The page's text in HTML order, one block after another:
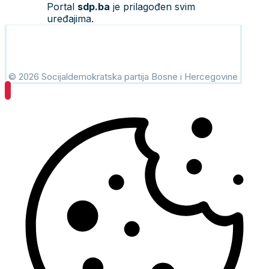
Portal sdp.ba je prilagođen svim
uređajima.
© 2026 Socijaldemokratska partija Bosne i Hercegovine